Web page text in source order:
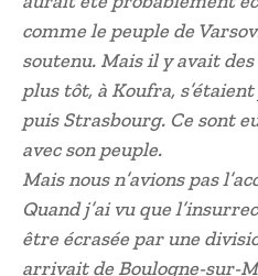
comme le peuple de
soutenu. Mais il y avait
plus tôt, à Koufra,
puis Strasbourg. Ce sont
avec son peuple.
Mais nous n’avions pas
Quand j’ai vu que
être écrasée par une
arrivait de Boulogne-sur-